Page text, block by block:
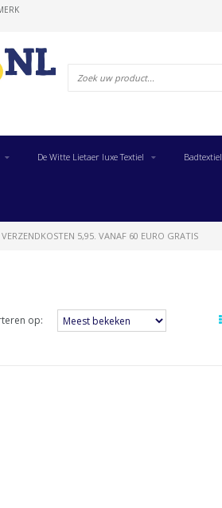
De Witte Lietaer luxe Textiel Badtextiel
VERZENDKOSTEN 5,95. VANAF 60 EURO GRATIS
op: